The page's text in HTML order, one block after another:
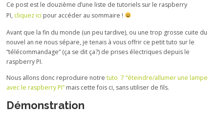
Ce post est le douzième d’une liste de tutoriels sur le raspberry
PI, cliquez ici pour accéder au sommaire !
Avant que la fin du monde (un peu tardive), ou une trop grosse cuite du
nouvel an ne nous sépare, je tenais à vous offrir ce petit tuto sur le
“télécommandage” (ça se dit ça?) de prises électriques depuis le
raspberry PI.
Nous allons donc reproduire notretuto 7 “éteindre/allumer une lampe
avec le raspberry PI” mais cette fois ci, sans utiliser de fils.
Démonstration